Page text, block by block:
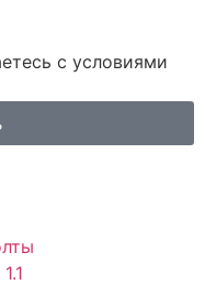
с условиями